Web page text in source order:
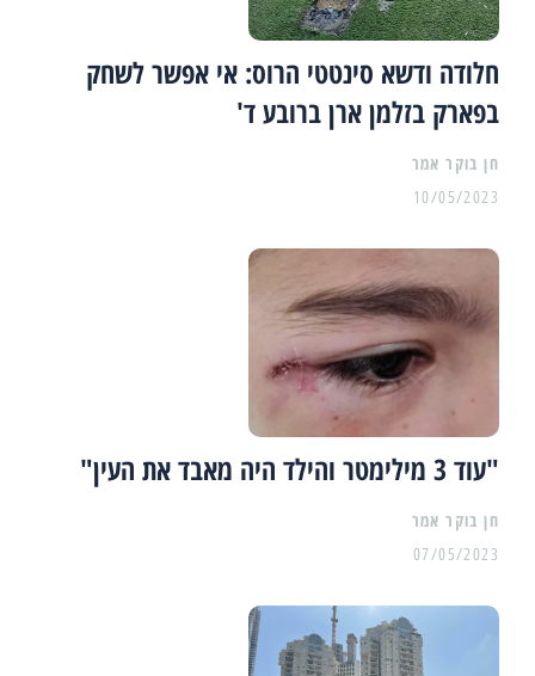
חלודה ודשא סינטטי הרוס: אי אפשר לשחק
בפארק בזלמן ארן ברובע ד'
10/05/2023
"עוד 3 מילימטר והילד היה מאבד את העין"
07/05/2023